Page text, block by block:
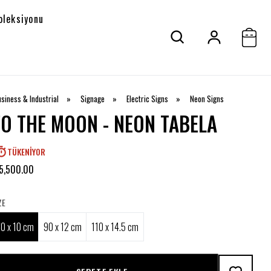
& Industrial » Signage » Electric Signs » Neon Signs
THE MOON - NEON TABELA
TÜKENIYOR
x 10 cm 90 x 12 cm 110 x 14.5 cm